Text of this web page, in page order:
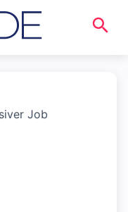
Job